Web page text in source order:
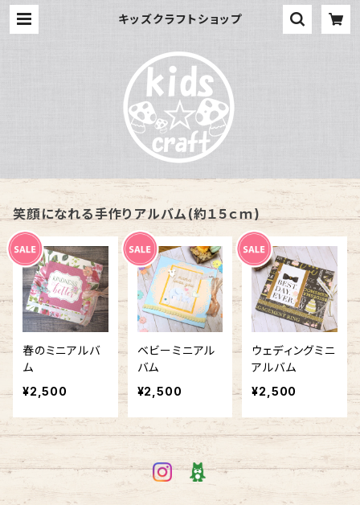
キッズクラフトショップ
笑顔になれる手作りアルバム(約１５ｃｍ)
春のミニアルバ
ム
¥2,500
ベビーミニアル
バム
¥2,500
ウェディングミニ
アルバム
¥2,500